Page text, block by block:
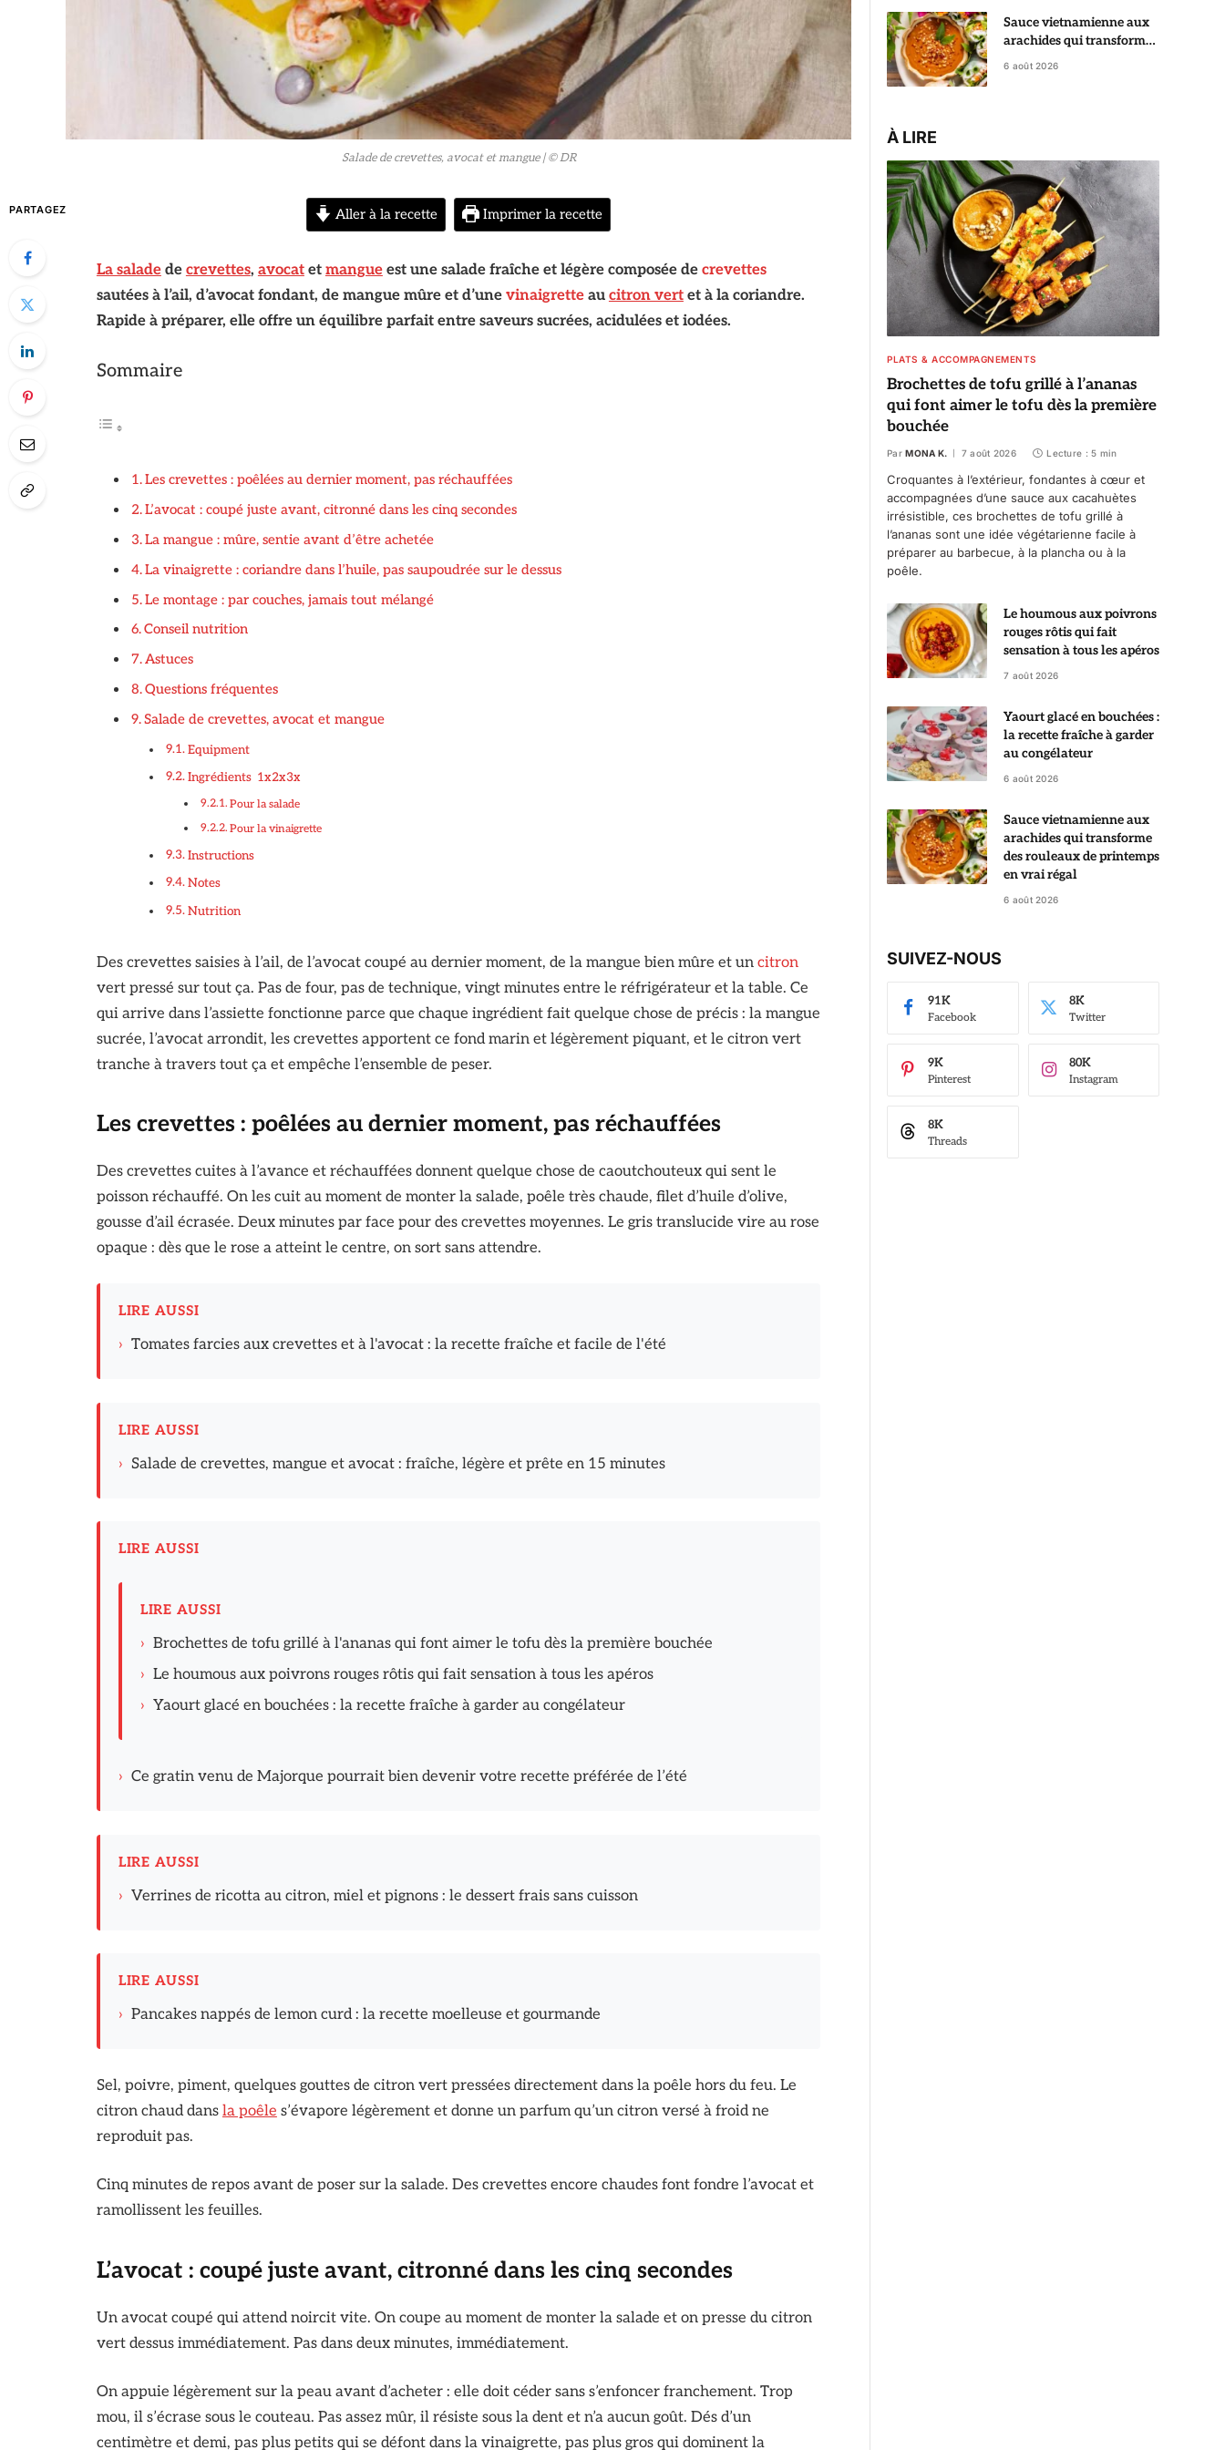
Salade de crevettes, avocat et mangue | © DR
PARTAGEZ Aller à la recette Imprimer la recette
La saladede crevettes, avocatet mangueest une salade fraîche et légère composée de crevettes
sautées à l’ail, d’avocat fondant, de mangue mûre et d’une vinaigretteau citron vertet à la coriandre.
Rapide à préparer, elle offre un équilibre parfait entre saveurs sucrées, acidulées et iodées.
Sommaire
Les crevettes : poêlées au dernier moment, pas réchauffées
L’avocat : coupé juste avant, citronné dans les cinq secondes
La mangue : mûre, sentie avant d’être achetée
La vinaigrette : coriandre dans l’huile, pas saupoudrée sur le dessus
Le montage : par couches, jamais tout mélangé
Conseil nutrition
Astuces
Questions fréquentes
Salade de crevettes, avocat et mangue
Equipment
Ingrédients 1x2x3x
Pour la salade
Pour la vinaigrette
Instructions
Notes
Nutrition
Des crevettes saisies à l’ail, de l’avocat coupé au dernier moment, de la mangue bien mûre et un citron
vert pressé sur tout ça. Pas de four, pas de technique, vingt minutes entre le réfrigérateur et la table. Ce
qui arrive dans l’assiette fonctionne parce que chaque ingrédient fait quelque chose de précis : la mangue
sucrée, l’avocat arrondit, les crevettes apportent ce fond marin et légèrement piquant, et le citron vert
tranche à travers tout ça et empêche l’ensemble de peser.
Les crevettes : poêlées au dernier moment, pas réchauffées
Des crevettes cuites à l’avance et réchauffées donnent quelque chose de caoutchouteux qui sent le
poisson réchauffé. On les cuit au moment de monter la salade, poêle très chaude, filet d’huile d’olive,
gousse d’ail écrasée. Deux minutes par face pour des crevettes moyennes. Le gris translucide vire au rose
opaque : dès que le rose a atteint le centre, on sort sans attendre.
LIRE AUSSI
› Tomates farcies aux crevettes et à l'avocat : la recette fraîche et facile de l'été
LIRE AUSSI
› Salade de crevettes, mangue et avocat : fraîche, légère et prête en 15 minutes
LIRE AUSSI
LIRE AUSSI
› Brochettes de tofu grillé à l'ananas qui font aimer le tofu dès la première bouchée
› Le houmous aux poivrons rouges rôtis qui fait sensation à tous les apéros
› Yaourt glacé en bouchées : la recette fraîche à garder au congélateur
› Ce gratin venu de Majorque pourrait bien devenir votre recette préférée de l’été
LIRE AUSSI
› Verrines de ricotta au citron, miel et pignons : le dessert frais sans cuisson
LIRE AUSSI
› Pancakes nappés de lemon curd : la recette moelleuse et gourmande
Sel, poivre, piment, quelques gouttes de citron vert pressées directement dans la poêle hors du feu. Le
citron chaud dans la poêle s’évapore légèrement et donne un parfum qu’un citron versé à froid ne
reproduit pas.
Cinq minutes de repos avant de poser sur la salade. Des crevettes encore chaudes font fondre l’avocat et
ramollissent les feuilles.
L’avocat : coupé juste avant, citronné dans les cinq secondes
Un avocat coupé qui attend noircit vite. On coupe au moment de monter la salade et on presse du citron
vert dessus immédiatement. Pas dans deux minutes, immédiatement.
On appuie légèrement sur la peau avant d’acheter : elle doit céder sans s’enfoncer franchement. Trop
mou, il s’écrase sous le couteau. Pas assez mûr, il résiste sous la dent et n’a aucun goût. Dés d’un
centimètre et demi, pas plus petits qui se défont dans la vinaigrette, pas plus gros qui dominent la
Sauce vietnamienne aux
arachides qui transforme
des rouleaux de printemps
6 août 2026
À LIRE
PLATS & ACCOMPAGNEMENTS
Brochettes de tofu grillé à l’ananas
qui font aimer le tofu dès la première
bouchée
Par MONA K. 7 août 2026 Lecture : 5 min
Croquantes à l’extérieur, fondantes à cœur et
accompagnées d’une sauce aux cacahuètes
irrésistible, ces brochettes de tofu grillé à
l’ananas sont une idée végétarienne facile à
préparer au barbecue, à la plancha ou à la
poêle.
Le houmous aux poivrons
rouges rôtis qui fait
sensation à tous les apéros
7 août 2026
Yaourt glacé en bouchées :
la recette fraîche à garder
au congélateur
6 août 2026
Sauce vietnamienne aux
arachides qui transforme
des rouleaux de printemps
en vrai régal
6 août 2026
SUIVEZ-NOUS
Facebook
91K
Twitter
8K
Pinterest
9K
Instagram
80K
Threads
8K